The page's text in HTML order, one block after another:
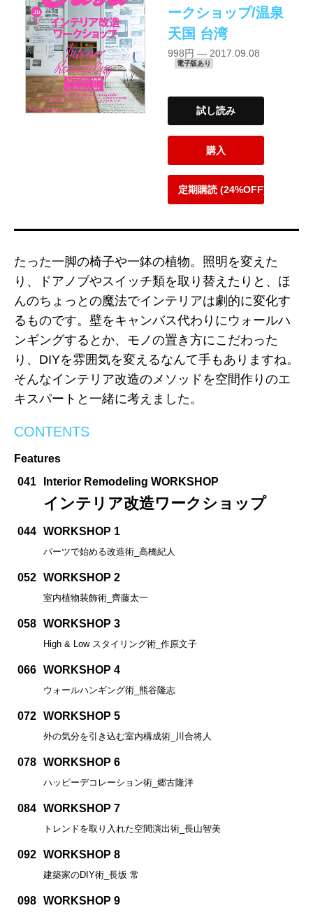
ークショップ/温泉
天国 台湾
998円 — 2017.09.08
電子版あり
試し読み
購入
定期購読 (24%OFF)
たった一脚の椅子や一鉢の植物。照明を変えた
り、ドアノブやスイッチ類を取り替えたりと、ほ
んのちょっとの魔法でインテリアは劇的に変化す
るものです。壁をキャンバス代わりにウォールハ
ンギングするとか、モノの置き方にこだわった
り、DIYを雰囲気を変えるなんて手もありますね。
そんなインテリア改造のメソッドを空間作りのエ
キスパートと一緒に考えました。
CONTENTS
Features
041
Interior Remodeling WORKSHOP
インテリア改造ワークショップ
044 WORKSHOP 1
パーツで始める改造術_高橋紀人
052 WORKSHOP 2
室内植物装飾術_齊藤太一
058 WORKSHOP 3
High & Low スタイリング術_作原文子
066 WORKSHOP 4
ウォールハンギング術_熊谷隆志
072 WORKSHOP 5
外の気分を引き込む室内構成術_川合将人
078 WORKSHOP 6
ハッピーデコレーション術_郷古隆洋
084 WORKSHOP 7
トレンドを取り入れた空間演出術_長山智美
092 WORKSHOP 8
建築家のDIY術_長坂 常
098 WORKSHOP 9